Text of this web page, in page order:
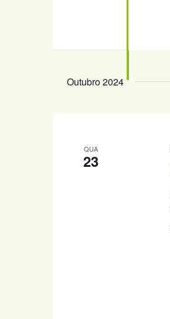
Outubro 2024
QUA
23